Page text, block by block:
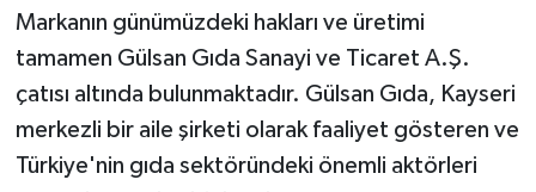
Markanın günümüzdeki hakları ve üretimi
tamamen Gülsan Gıda Sanayi ve Ticaret A.Ş.
çatısı altında bulunmaktadır. Gülsan Gıda, Kayseri
merkezli bir aile şirketi olarak faaliyet gösteren ve
Türkiye'nin gıda sektöründeki önemli aktörleri